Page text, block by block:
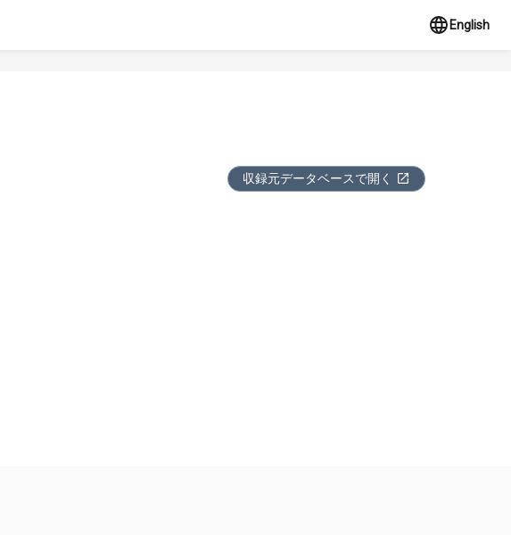
English
収録元データベースで開く